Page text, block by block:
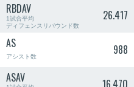
RBDAV
1試合平均
ディフェンスリバウンド数
26.417
AS
アシスト数
988
ASAV
16.470